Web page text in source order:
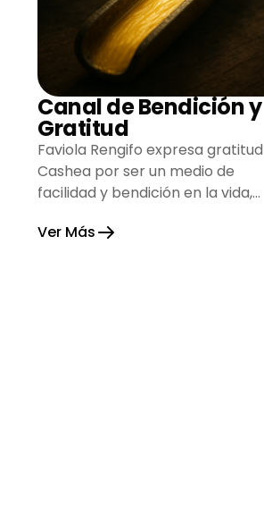
Canal de Bendición y
Gratitud
Faviola Rengifo expresa
Cashea por ser un medio de
facilidad y bendición en la vida,
esperanza.
Ver Más